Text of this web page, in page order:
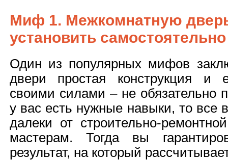
Миф 1. Межкомнатную
установить самостоятельно
Один из популярных мифов
двери простая конструкция и
своими силами – не обязательно
у вас есть нужные навыки, то все
далеки от строительно-
мастерам. Тогда вы
результат, на который